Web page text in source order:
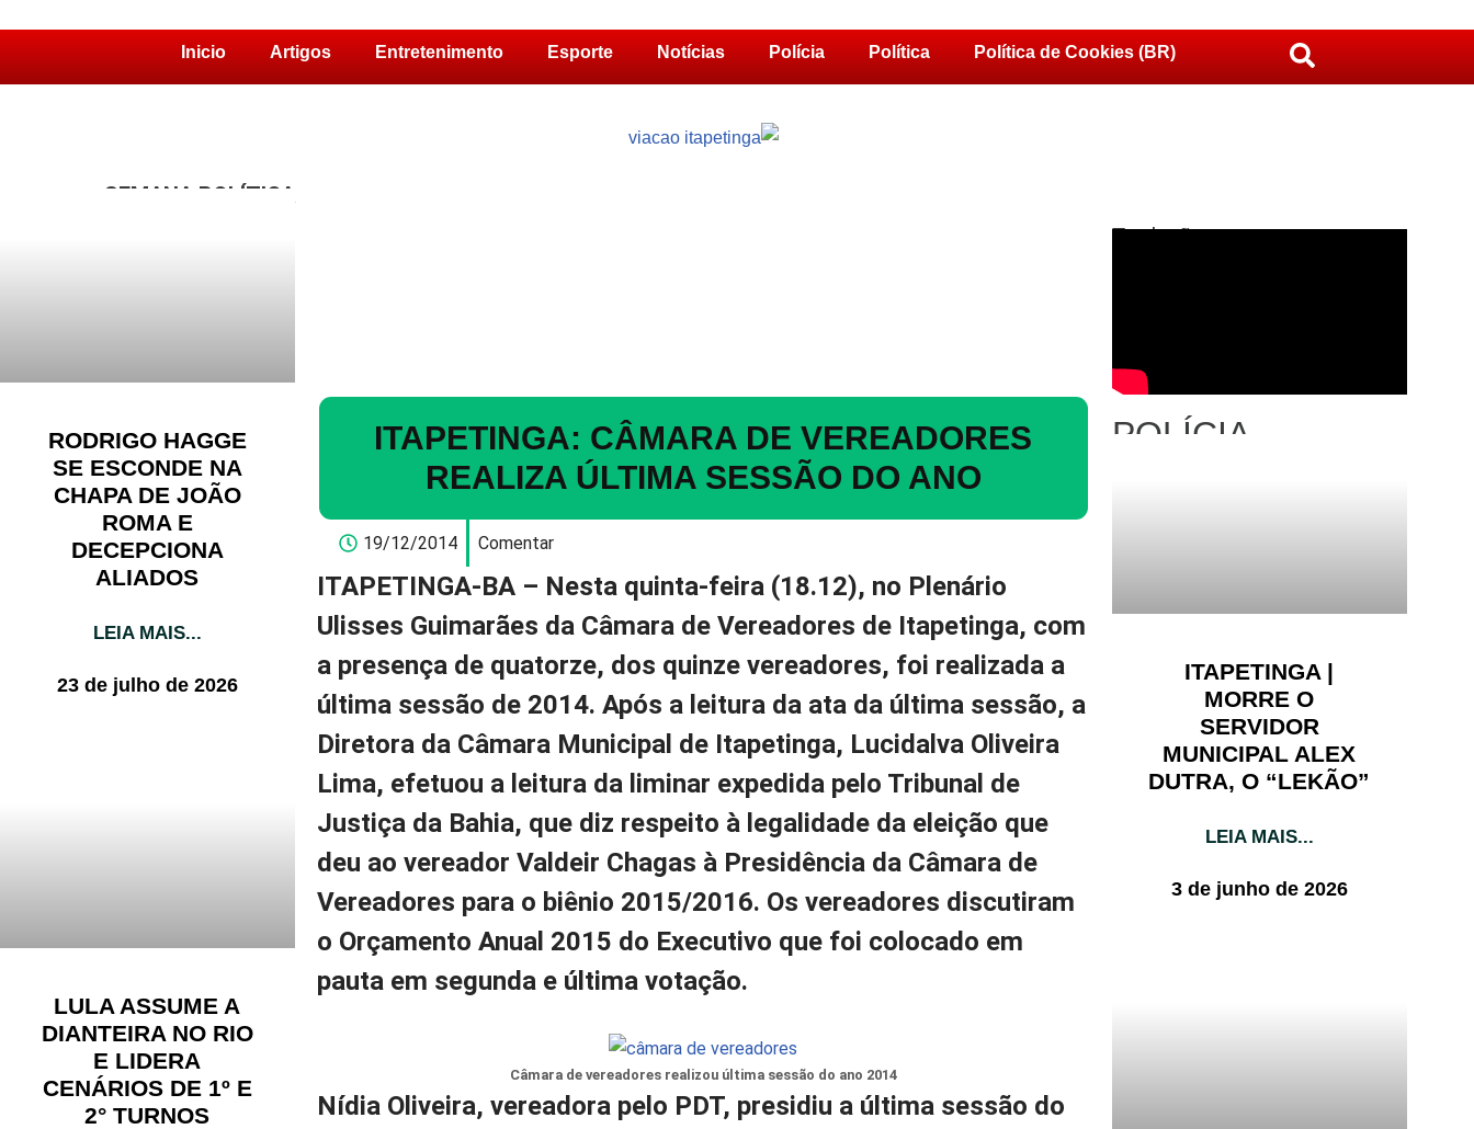
para
Inicio Artigos Entretenimento Esporte Notícias Polícia Política Política de Cookies (BR)
SEMANA POLÍTICA
RODRIGO HAGGE
SE ESCONDE NA
CHAPA DE JOÃO
ROMA E
DECEPCIONA
ALIADOS
LEIA MAIS...
23 de julho de 2026
LULA ASSUME A
DIANTEIRA NO RIO
E LIDERA
CENÁRIOS DE 1º E
2° TURNOS
ITAPETINGA: CÂMARA DE VEREADORES
REALIZA ÚLTIMA SESSÃO DO ANO
19/12/2014 Comentar
ITAPETINGA-BA– Nesta quinta-feira (18.12), no Plenário
Ulisses Guimarães da Câmara de Vereadores de Itapetinga, com
a presença de quatorze, dos quinze vereadores, foi realizada a
última sessão de 2014. Após a leitura da ata da última sessão, a
Diretora da Câmara Municipal de Itapetinga, Lucidalva Oliveira
Lima, efetuou a leitura da liminar expedida pelo Tribunal de
Justiça da Bahia, que diz respeito à legalidade da eleição que
deu ao vereador Valdeir Chagas à Presidência da Câmara de
Vereadores para o biênio 2015/2016. Os vereadores discutiram
o Orçamento Anual 2015 do Executivo que foi colocado em
pauta em segunda e última votação.
Câmara de vereadores realizou última sessão do ano 2014
Nídia Oliveira, vereadora pelo PDT, presidiu a última sessão do
Traduções
POLÍCIA
ITAPETINGA |
MORRE O
SERVIDOR
MUNICIPAL ALEX
DUTRA, O “LEKÃO”
LEIA MAIS...
3 de junho de 2026